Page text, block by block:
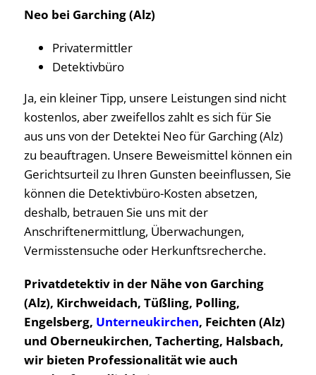
Neo bei Garching (Alz)
Privatermittler
Detektivbüro
Ja, ein kleiner Tipp, unsere Leistungen sind nicht
kostenlos, aber zweifellos zahlt es sich für Sie
aus uns von der Detektei Neo für Garching (Alz)
zu beauftragen. Unsere Beweismittel können ein
Gerichtsurteil zu Ihren Gunsten beeinflussen, Sie
können die Detektivbüro-Kosten absetzen,
deshalb, betrauen Sie uns mit der
Anschriftenermittlung, Überwachungen,
Vermisstensuche oder Herkunftsrecherche.
Privatdetektiv in der Nähe von Garching
(Alz), Kirchweidach, Tüßling, Polling,
Engelsberg, Unterneukirchen, Feichten (Alz)
und Oberneukirchen, Tacherting, Halsbach,
wir bieten Professionalität wie auch